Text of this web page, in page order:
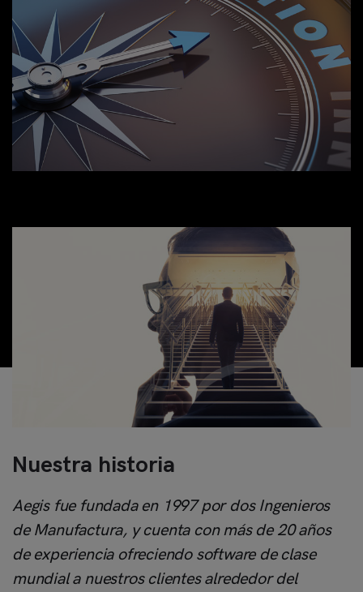
Nuestra historia
Aegis fue fundada en 1997 por dos Ingenieros
de Manufactura, y cuenta con más de 20 años
de experiencia ofreciendo software de clase
mundial a nuestros clientes alrededor del